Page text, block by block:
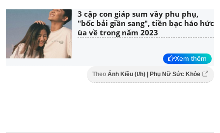
3 cặp con giáp sum vầy phu phụ,
"bốc bải giần sang", tiền bạc háo hức
ùa về trong năm 2023
Xem thêm
Theo Ánh Kiều (t/h) | Phụ Nữ Sức Khỏe